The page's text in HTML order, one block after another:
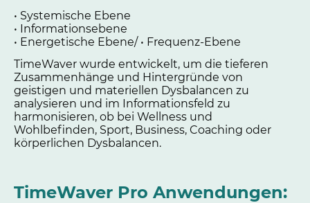
• Systemische Ebene
• Informationsebene
• Energetische Ebene/ • Frequenz-Ebene
TimeWaver wurde entwickelt, um die tieferen
Zusammenhänge und Hintergründe von
geistigen und materiellen Dysbalancen zu
analysieren und im Informationsfeld zu
harmonisieren, ob bei Wellness und
Wohlbefinden, Sport, Business, Coaching oder
körperlichen Dysbalancen.
TimeWaver Pro Anwendungen: